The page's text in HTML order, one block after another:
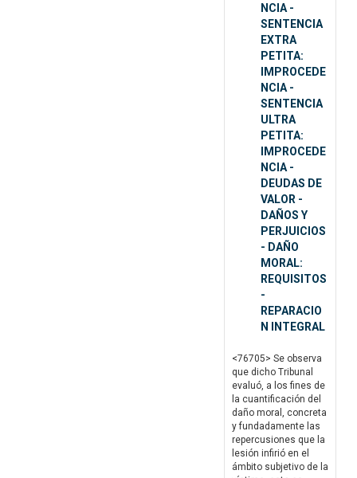
NCIA -
SENTENCIA
EXTRA
PETITA:
IMPROCEDE
NCIA -
SENTENCIA
ULTRA
PETITA:
IMPROCEDE
NCIA -
DEUDAS DE
VALOR -
DAÑOS Y
PERJUICIOS
- DAÑO
MORAL:
REQUISITOS
-
REPARACIO
N INTEGRAL
<76705> Se observa
que dicho Tribunal
evaluó, a los fines de
la cuantificación del
daño moral, concreta
y fundadamente las
repercusiones que la
lesión infirió en el
ámbito subjetivo de la